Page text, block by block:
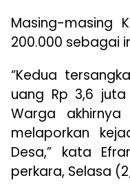
Masing-masing
200.000 sebagai
“Kedua
uang Rp 3,6
Warga
melaporkan
Desa,” kata
perkara, Selasa